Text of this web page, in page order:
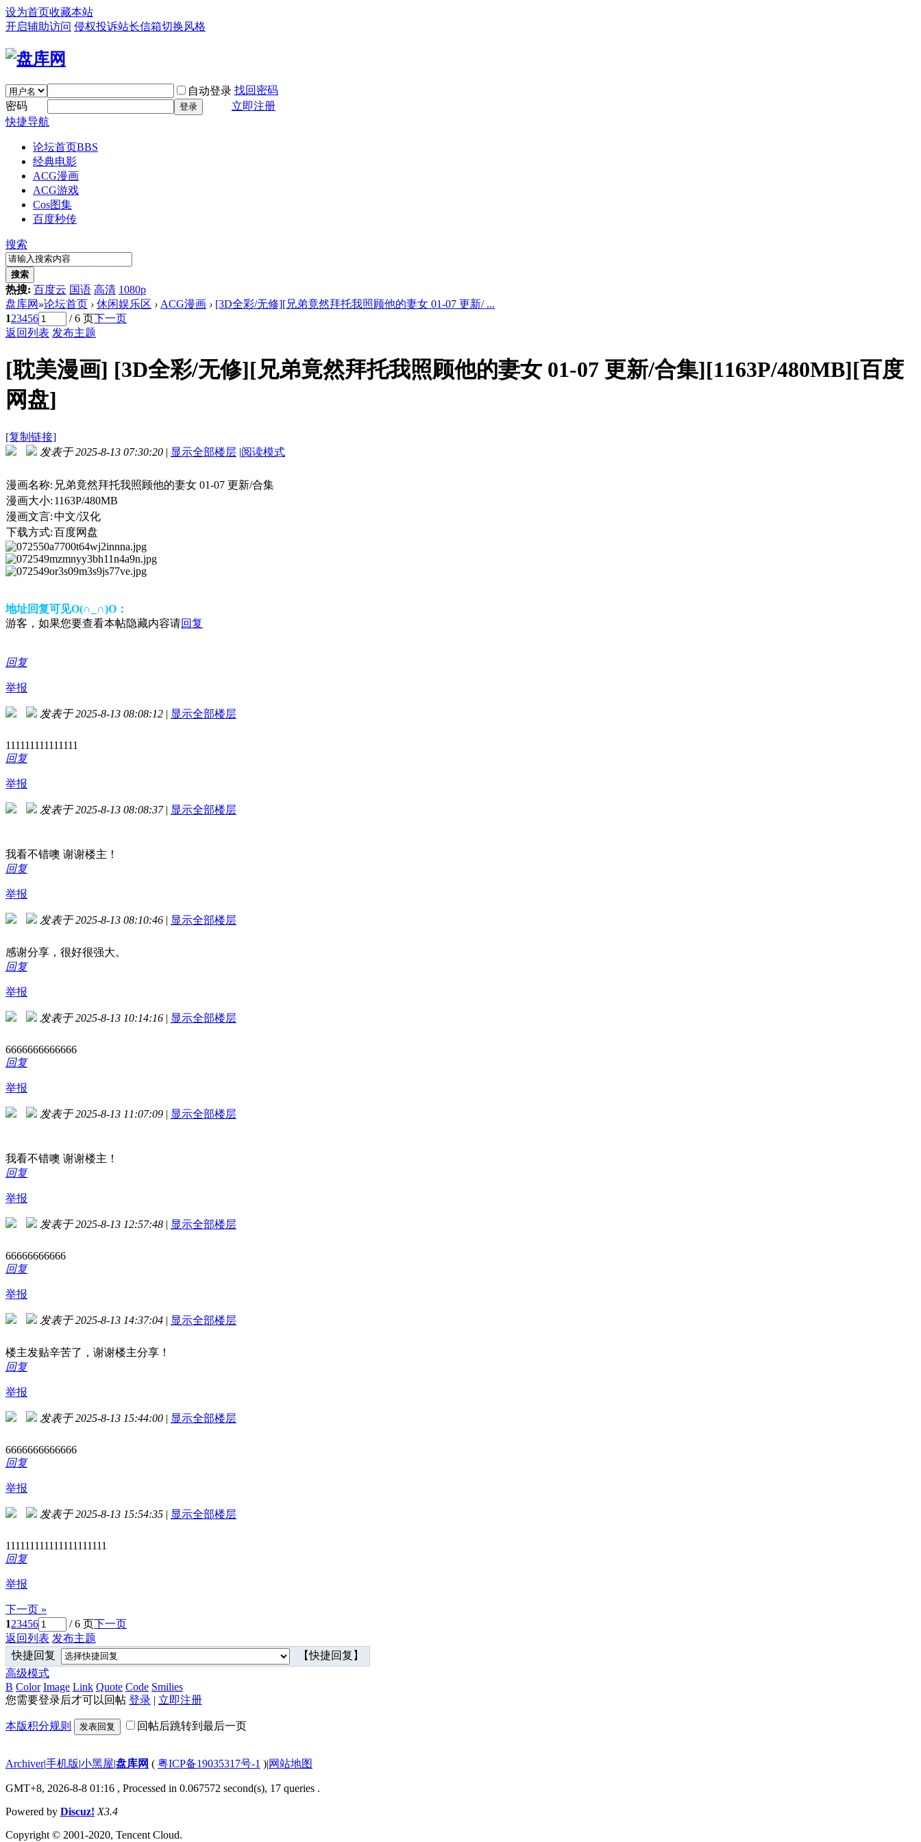
设为首页收藏本站
开启辅助访问 侵权投诉站长信箱切换风格
自动登录 找回密码
密码
登录
立即注册
快捷导航
论坛首页BBS
经典电影
ACG漫画
ACG游戏
Cos图集
百度秒传
搜索
搜索
热搜: 百度云 国语 高清 1080p
盘库网 »论坛首页 › 休闲娱乐区 › ACG漫画 › [3D全彩/无修][兄弟竟然拜托我照顾他的妻女 01-07 更新/ ...
123456 / 6 页下一页
返回列表 发布主题
[耽美漫画] [3D全彩/无修][兄弟竟然拜托我照顾他的妻女 01-07 更新/合集][1163P/480MB][百度
网盘]
[复制链接]
发表于 2025-8-13 07:30:20 | 显示全部楼层 |阅读模式
漫画名称: 兄弟竟然拜托我照顾他的妻女 01-07 更新/合集
漫画大小: 1163P/480MB
漫画文言:中文/汉化
下载方式:百度网盘
地址回复可见O(∩_∩)O：
游客，如果您要查看本帖隐藏内容请回复
回复
举报
发表于 2025-8-13 08:08:12 | 显示全部楼层
111111111111111
回复
举报
发表于 2025-8-13 08:08:37 | 显示全部楼层
我看不错噢 谢谢楼主！
回复
举报
发表于 2025-8-13 08:10:46 | 显示全部楼层
感谢分享，很好很强大。
回复
举报
发表于 2025-8-13 10:14:16 | 显示全部楼层
6666666666666
回复
举报
发表于 2025-8-13 11:07:09 | 显示全部楼层
我看不错噢 谢谢楼主！
回复
举报
发表于 2025-8-13 12:57:48 | 显示全部楼层
66666666666
回复
举报
发表于 2025-8-13 14:37:04 | 显示全部楼层
楼主发贴辛苦了，谢谢楼主分享！
回复
举报
发表于 2025-8-13 15:44:00 | 显示全部楼层
6666666666666
回复
举报
发表于 2025-8-13 15:54:35 | 显示全部楼层
111111111111111111111
回复
举报
下一页 »
123456 / 6 页下一页
返回列表 发布主题
快捷回复
【快捷回复】
高级模式
B Color Image Link Quote Code Smilies
您需要登录后才可以回帖 登录 | 立即注册
本版积分规则 发表回复 回帖后跳转到最后一页
Archiver|手机版|小黑屋|盘库网 ( 粤ICP备19035317号-1 )|网站地图
GMT+8, 2026-8-8 01:16 , Processed in 0.067572 second(s), 17 queries .
Powered by Discuz! X3.4
Copyright © 2001-2020, Tencent Cloud.